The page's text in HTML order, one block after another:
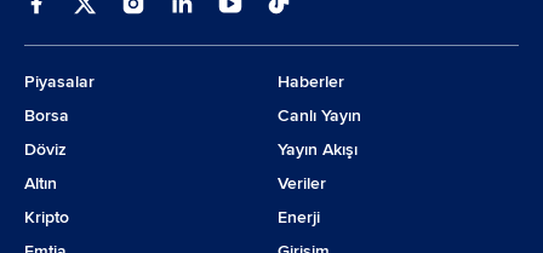
Piyasalar
Borsa
Döviz
Altın
Kripto
Haberler
Canlı Yayın
Yayın Akışı
Veriler
Enerji